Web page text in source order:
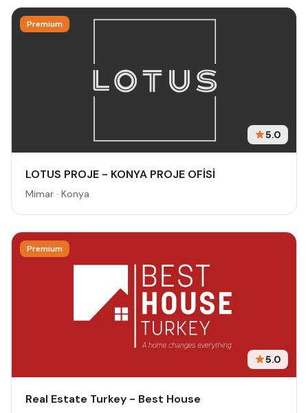
Premium
5.0
LOTUS PROJE - KONYA PROJE OFİSİ
Mimar · Konya
Premium
5.0
Real Estate Turkey - Best House